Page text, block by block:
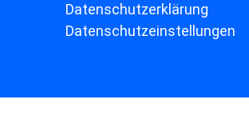
Datenschutzerklärung
Datenschutzeinstellungen